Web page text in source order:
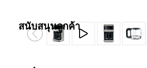
สนับสนุนลูกค้า